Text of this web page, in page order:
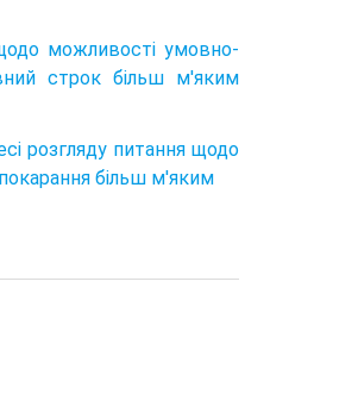
можливості умовно-
строк більш м'яким
розгляду питання щодо
більш м'яким